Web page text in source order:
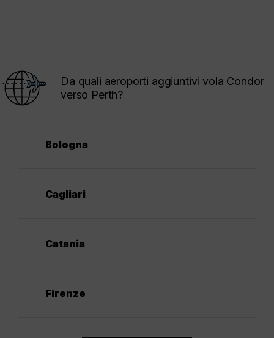
Da quali aeroporti aggiuntivi vola Condor
verso Perth?
Bologna
Cagliari
Catania
Firenze